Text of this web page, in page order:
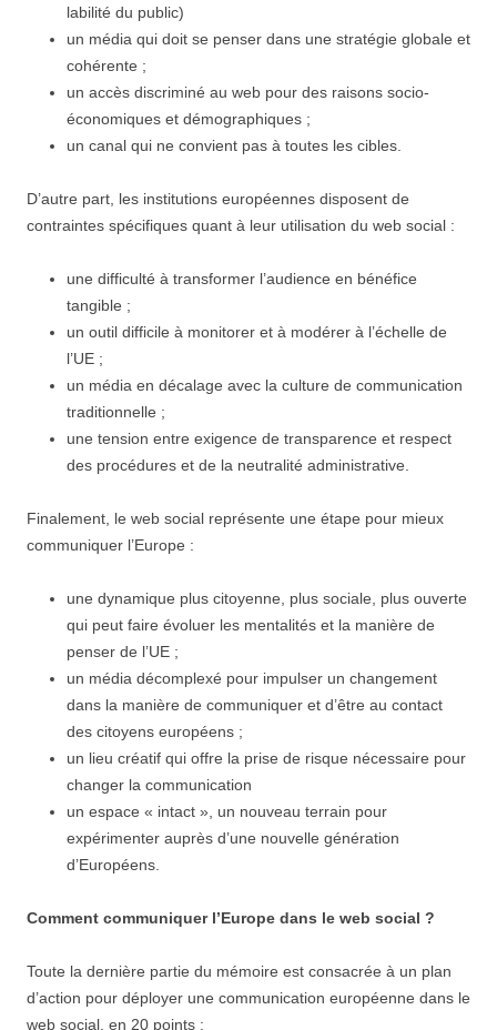
labilité du public)
un média qui doit se penser dans une stratégie globale et
cohérente ;
un accès discriminé au web pour des raisons socio-
économiques et démographiques ;
un canal qui ne convient pas à toutes les cibles.
D’autre part, les institutions européennes disposent de
contraintes spécifiques quant à leur utilisation du web social :
une difficulté à transformer l’audience en bénéfice
tangible ;
un outil difficile à monitorer et à modérer à l’échelle de
l’UE ;
un média en décalage avec la culture de communication
traditionnelle ;
une tension entre exigence de transparence et respect
des procédures et de la neutralité administrative.
Finalement, le web social représente une étape pour mieux
communiquer l’Europe :
une dynamique plus citoyenne, plus sociale, plus ouverte
qui peut faire évoluer les mentalités et la manière de
penser de l’UE ;
un média décomplexé pour impulser un changement
dans la manière de communiquer et d’être au contact
des citoyens européens ;
un lieu créatif qui offre la prise de risque nécessaire pour
changer la communication
un espace « intact », un nouveau terrain pour
expérimenter auprès d’une nouvelle génération
d’Européens.
Comment communiquer l’Europe dans le web social ?
Toute la dernière partie du mémoire est consacrée à un plan
d’action pour déployer une communication européenne dans le
web social, en 20 points :